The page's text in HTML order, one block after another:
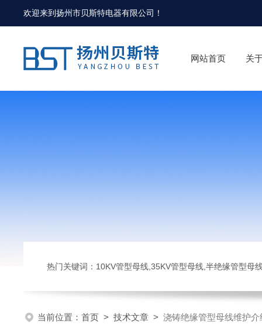
欢迎来到扬州市贝斯特电器有限公司 ！
网站首页 关
热门关键词：10KV管型母线,35KV管型母线,半绝缘管型母
当前位置： 首页 > 技术文章 > 浇铸绝缘管型母线维护介